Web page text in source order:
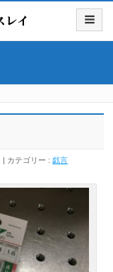
カテゴリー :戯言